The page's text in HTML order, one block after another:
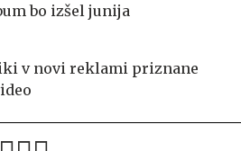
bo izšel junija
v novi reklami priznane